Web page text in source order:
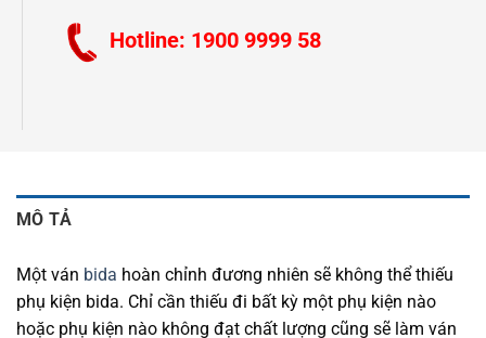
Hotline: 1900 9999 58
MÔ TẢ
Một ván bida hoàn chỉnh đương nhiên sẽ không thể thiếu
phụ kiện bida. Chỉ cần thiếu đi bất kỳ một phụ kiện nào
hoặc phụ kiện nào không đạt chất lượng cũng sẽ làm ván